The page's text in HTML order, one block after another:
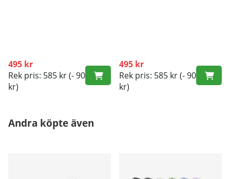
495 kr
Rek pris: 585 kr(- 90
kr)
495 kr
Rek pris: 585 kr(- 90
kr)
Andra köpte även